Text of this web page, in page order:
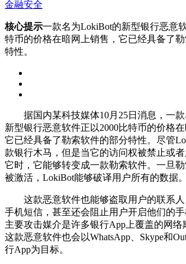
金融安全
核心提示一款名为LokiBot的新型银行恶意
特币的价格在暗网上销售，它已经具备了
特性。
据国内某科技媒体10月25日消息，一款
新型银行恶意软件正以2000比特币的价格在
它已经具备了勒索软件的部分特性。尽管
款银行木马，但是当它的访问权被禁止或
它时，它能够转变成一款勒索软件。一旦
被激活，LokiBot能够破译用户所有的数据。
这款恶意软件也能够盗取用户的联系人
手机短信，甚至还会阻止用户开启他们的
主要攻击媒介是许多银行App上覆盖的网络
这款恶意软件也会以WhatsApp、Skype和
行App为目标。